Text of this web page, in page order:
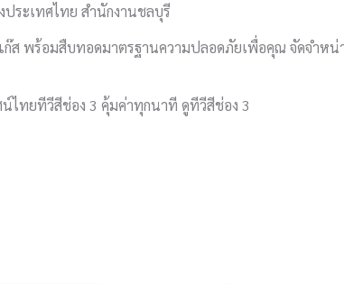
ประเทศไทย สำนักงานชลบุรี
ก๊ส พร้อมสืบทอดมาตรฐานความปลอดภัยเพื่อคุณ จัดจำห
ไทยทีวีสีช่อง 3 คุ้มค่าทุกนาที ดูทีวีสีช่อง 3